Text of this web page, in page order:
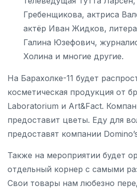
Гребенщикова, актриса
актёр Иван Жидков,
Галина Юзефович,
Холина и многие другие.
На Барахолке-11 будет
косметическая продукция от
Laboratorium и Art&Fact.
предоставит цветы. Еду для
предоставят компании
Также на мероприятии будет
отдельный корнер с самыми
Свои товары нам любезно